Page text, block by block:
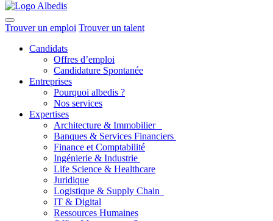
Trouver un emploi Trouver un talent
Candidats
Offres d’emploi
Candidature Spontanée
Entreprises
Pourquoi albedis ?
Nos services
Expertises
Architecture & Immobilier
Banques & Services Financiers
Finance et Comptabilité
Ingénierie & Industrie
Life Science & Healthcare
Juridique
Logistique & Supply Chain
IT & Digital
Ressources Humaines